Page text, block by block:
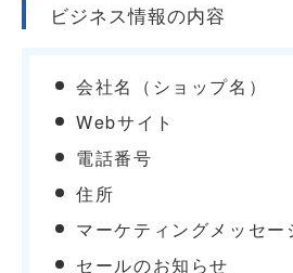
ビジネス情報の内容
会社名（ショップ名）
Webサイト
電話番号
住所
マーケティングメッセー
セールのお知らせ